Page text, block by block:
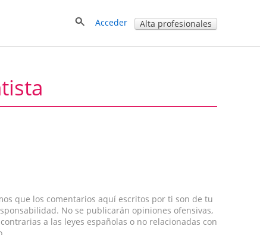
Acceder Alta profesionales
que los comentarios aquí escritos por ti son de tu
No se publicarán opiniones ofensivas,
a las leyes españolas o no relacionadas con